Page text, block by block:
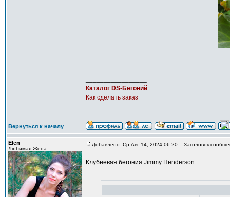
Каталог DS-Бегоний
Как сделать заказ
Вернуться к началу
Elen
Любимая Жена
Добавлено: Ср Авг 14, 2024 06:20 Заголовок
Клубневая бегония Jimmy Henderson